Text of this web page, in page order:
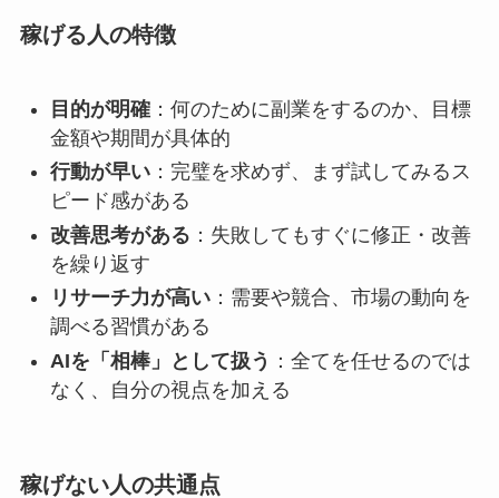
稼げる人の特徴
目的が明確：何のために副業をするのか、目標
金額や期間が具体的
行動が早い：完璧を求めず、まず試してみるス
ピード感がある
改善思考がある ：失敗してもすぐに修正・改善
を繰り返す
リサーチ力が高い：需要や競合、市場の動向を
調べる習慣がある
AIを「相棒」として扱う ：全てを任せるのでは
なく、自分の視点を加える
稼げない人の共通点